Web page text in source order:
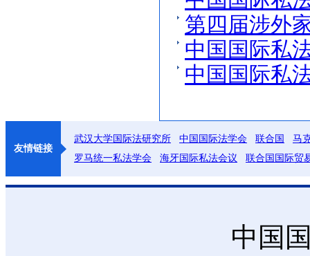
第四届涉外
中国国际私
中国国际私
友情链接
武汉大学国际法研究所 中国国际法学会 联合国
马
罗马统一私法学会
海牙国际私法会议 联合国国际贸
中国